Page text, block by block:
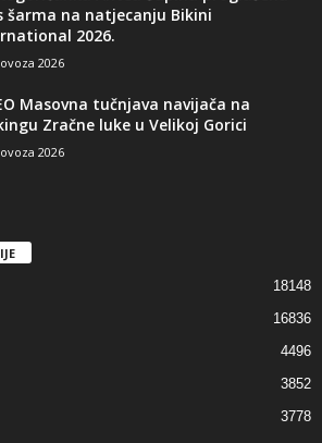
šarma na natjecanju Bikini
2026.
2026
Masovna tučnjava navijača na
Zračne luke u Velikoj Gorici
2026
18148
16836
4496
3852
3778